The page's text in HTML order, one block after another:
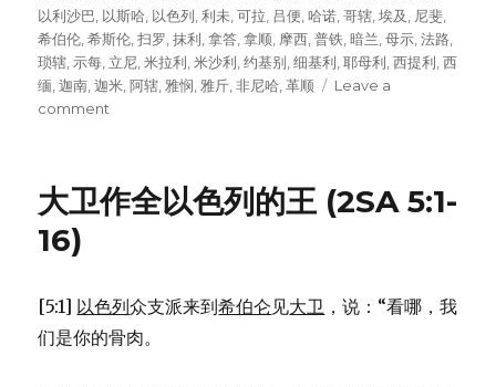
以利沙巴 以斯哈 以色列 ,利未 ,可拉 吕便 ,哈诺 ,哥辖 ,埃及 尼斐
希伯伦 ,希斯伦 ,扫罗 ,抹利 ,拿答 ,拿顺 摩西 ,普铁 ,暗兰 ,母示 ,法路
琐辖 示每 立尼 ,米拉利 ,米沙利 ,约基别 ,细基利 ,耶母利 ,西提利 ,西
缅 ,迦南 ,迦米 ,阿辖 雅悯 雅斤 ,非尼哈 ,革顺
Leave a
comment
摩
(EXO
6:14-
大卫作全以色列的王 (2SA 5:1-
16)
[5:1] 以色列众支派来到希伯仑 见大卫 ，说：“看哪，我
们是你的骨肉。